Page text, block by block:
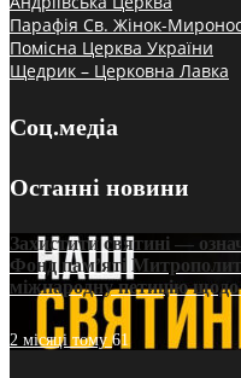
Парафія Св. Жінок-
Помісна Церква України
Щедрик – Церковна Лавка
Соц.медіа
Останні новини
Захистити святині —
Фонд пам’яті
міжнародну петицію
2 місяці тому61